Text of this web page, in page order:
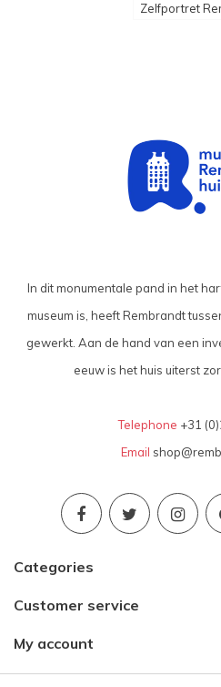
Zelfportret
In dit monumentale pand in het
museum is, heeft Rembrandt
gewerkt. Aan de hand van een
eeuw is het huis uiterst
Telephone +31
Email
Categories
Customer service
My account